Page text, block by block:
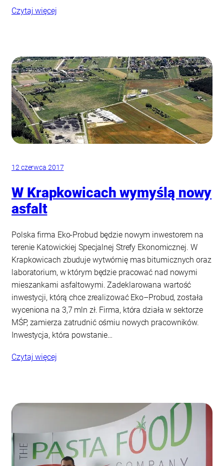
Czytaj więcej
12 czerwca 2017
W Krapkowicach wymyślą nowy
asfalt
Polska firma Eko-Probud będzie nowym inwestorem na
terenie Katowickiej Specjalnej Strefy Ekonomicznej. W
Krapkowicach zbuduje wytwórnię mas bitumicznych oraz
laboratorium, w którym będzie pracować nad nowymi
mieszankami asfaltowymi. Zadeklarowana wartość
inwestycji, którą chce zrealizować Eko–Probud, została
wyceniona na 3,7 mln zł. Firma, która działa w sektorze
MŚP, zamierza zatrudnić ośmiu nowych pracowników.
Inwestycja, która powstanie…
Czytaj więcej